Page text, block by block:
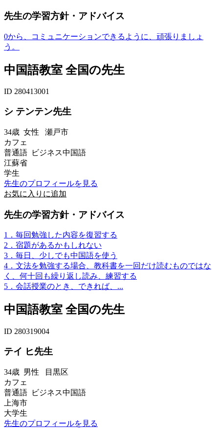
先生の学習方針・アドバイス
0から、コミュニケーションできるように、頑張りましょ
う。
中国語教室 全国の先生
ID 280413001
シ テンテン先生
34歳 女性 瀬戸市
カフェ
普通語 ビジネス中国語
江蘇省
学生
先生のプロフィールを見る
お気に入りに追加
先生の学習方針・アドバイス
1．毎回勉強した内容を復習する
2．宿題があるかもしれない
3．毎日、少しでも中国語を使う
4．文法を勉強する場合、教科書を一回だけ読むものではな
く、何十回も繰り返し読み、練習する
5．会話授業のとき、できれば、...
中国語教室 全国の先生
ID 280319004
テイ ヒ先生
34歳 男性 目黒区
カフェ
普通語 ビジネス中国語
上海市
大学生
先生のプロフィールを見る